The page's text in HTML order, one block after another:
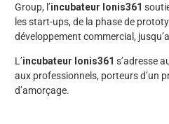
Group, l’incubateur Ionis361
les start-ups, de la phase de
développement commercial,
L’incubateur Ionis361 s’adresse
aux professionnels, porteurs d’un
d’amorçage.